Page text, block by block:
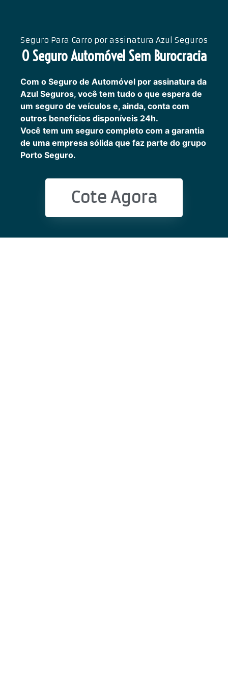
Seguro Para Carro por assinatura Azul Seguros
O Seguro Automóvel Sem Burocracia
Com o Seguro de Automóvel por assinatura da
Azul Seguros, você tem tudo o que espera de
um seguro de veículos e, ainda, conta com
outros benefícios disponíveis 24h.
Você tem um seguro completo com a garantia
de uma empresa sólida que faz parte do grupo
Porto Seguro.
Cote Agora